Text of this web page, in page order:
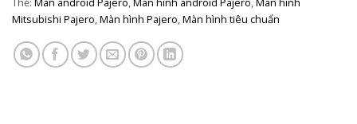
Mitsubishi Pajero Màn hình Pajero Màn hình tiêu chuẩn